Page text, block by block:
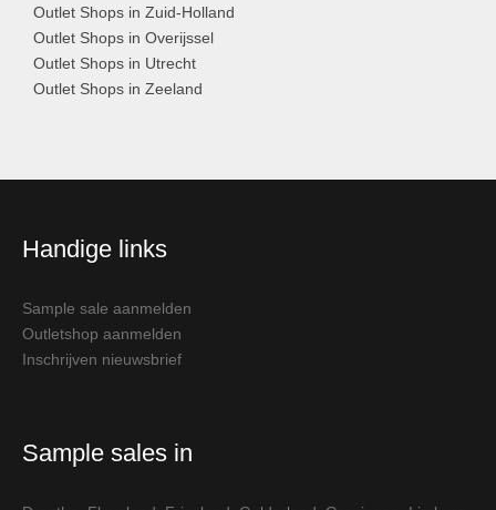
Outlet Shops in Zuid-Holland
Outlet Shops in Overijssel
Outlet Shops in Utrecht
Outlet Shops in Zeeland
Handige links
Sample sale aanmelden
Outletshop aanmelden
Inschrijven nieuwsbrief
Sample sales in